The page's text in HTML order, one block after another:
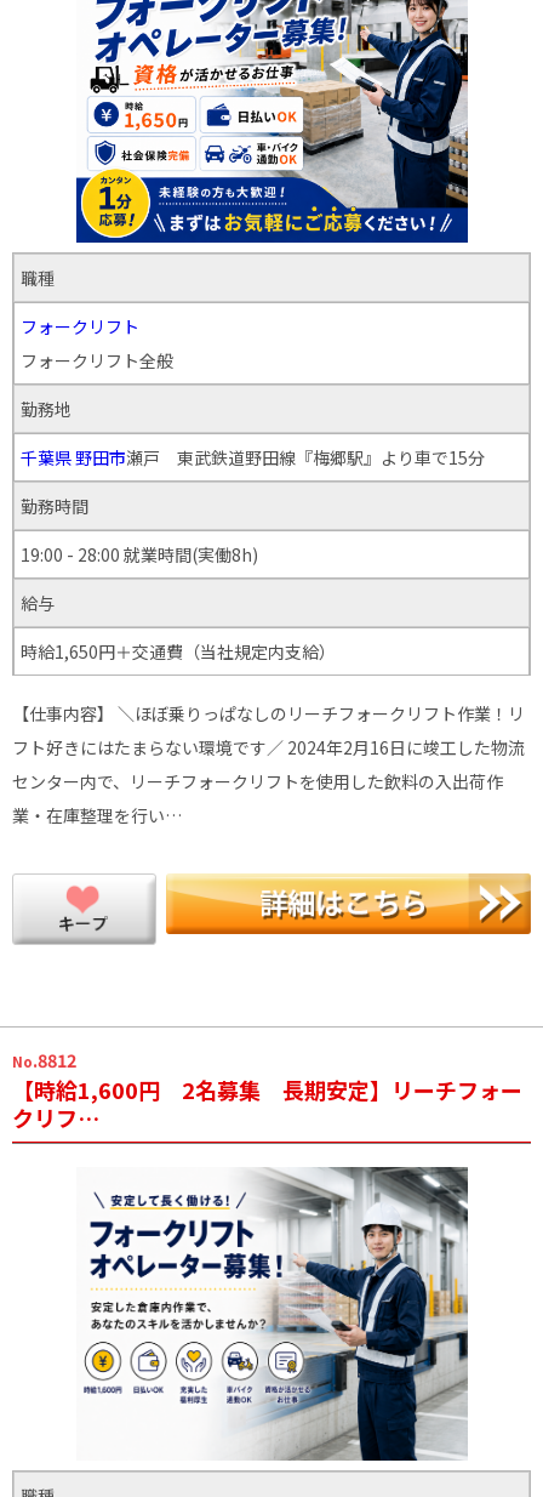
職種
フォークリフト
フォークリフト全般
勤務地
千葉県野田市瀬戸 東武鉄道野田線『梅郷駅』より車で15分
勤務時間
19:00 - 28:00 就業時間(実働8h)
給与
時給1,650円＋交通費（当社規定内支給）
【仕事内容】 ＼ほぼ乗りっぱなしのリーチフォークリフト作業！リ
フト好きにはたまらない環境です／ 2024年2月16日に竣工した物流
センター内で、リーチフォークリフトを使用した飲料の入出荷作
業・在庫整理を行い…
No.8812
【時給1,600円 2名募集 長期安定】リーチフォー
クリフ…